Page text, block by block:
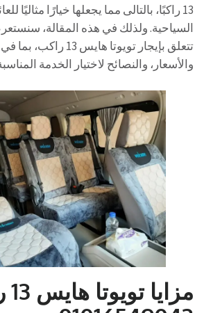
13 راكبًا، بالتالى مما يجعلها خيارًا مثاليًا
السياحية. ولذلك في هذه المقالة،
تتعلق بإيجار تويوتا هايس
والأسعار، والنصائح لاختيار الخدمة